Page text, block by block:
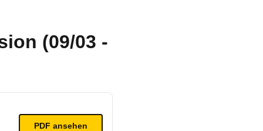
(09/03 -
PDF ansehen